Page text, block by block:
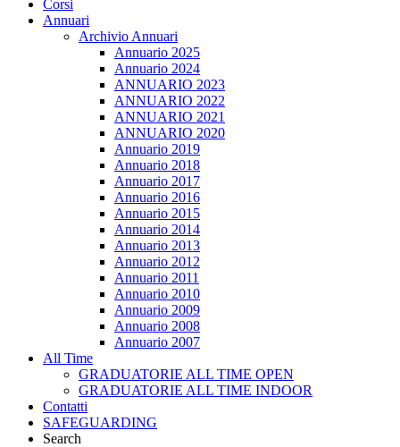
Corsi
Annuari
Archivio Annuari
Annuario 2025
Annuario 2024
ANNUARIO 2023
ANNUARIO 2022
ANNUARIO 2021
ANNUARIO 2020
Annuario 2019
Annuario 2018
Annuario 2017
Annuario 2016
Annuario 2015
Annuario 2014
Annuario 2013
Annuario 2012
Annuario 2011
Annuario 2010
Annuario 2009
Annuario 2008
Annuario 2007
All Time
GRADUATORIE ALL TIME OPEN
GRADUATORIE ALL TIME INDOOR
Contatti
SAFEGUARDING
Search